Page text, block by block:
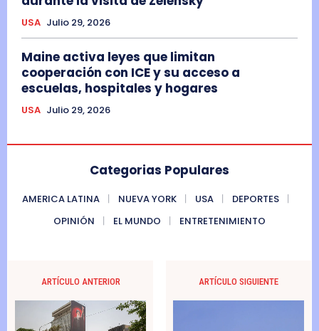
USA Julio 29, 2026
Maine activa leyes que limitan
cooperación con ICE y su acceso a
escuelas, hospitales y hogares
USA Julio 29, 2026
Categorias Populares
AMERICA LATINA NUEVA YORK USA
DEPORTES
OPINIÓN
EL MUNDO ENTRETENIMIENTO
ARTÍCULO ANTERIOR ARTÍCULO SIGUIENTE